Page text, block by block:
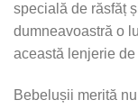
specială de răsfăț
dumneavoastră o
această lenjerie
Bebelușii merită